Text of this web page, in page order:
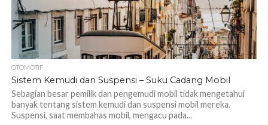
OTOMOTIF
Sistem Kemudi dan Suspensi – Suku Cadang Mobil
Sebagian besar pemilik dan pengemudi mobil tidak mengetahui
banyak tentang sistem kemudi dan suspensi mobil mereka.
Suspensi, saat membahas mobil, mengacu pada...